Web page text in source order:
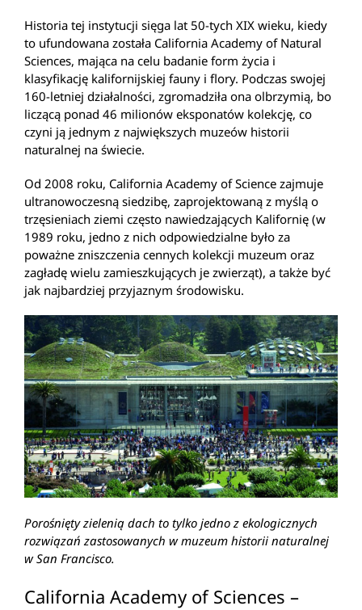
Historia tej instytucji sięga lat 50-tych XIX wieku, kiedy
to ufundowana została California Academy of Natural
Sciences, mająca na celu badanie form życia i
klasyfikację kalifornijskiej fauny i flory. Podczas swojej
160-letniej działalności, zgromadziła ona olbrzymią, bo
liczącą ponad 46 milionów eksponatów kolekcję, co
czyni ją jednym z największych muzeów historii
naturalnej na świecie.
Od 2008 roku, California Academy of Science zajmuje
ultranowoczesną siedzibę, zaprojektowaną z myślą o
trzęsieniach ziemi często nawiedzających Kalifornię (w
1989 roku, jedno z nich odpowiedzialne było za
poważne zniszczenia cennych kolekcji muzeum oraz
zagładę wielu zamieszkujących je zwierząt), a także być
jak najbardziej przyjaznym środowisku.
Porośnięty zielenią dach to tylko jedno z ekologicznych
rozwiązań zastosowanych w muzeum historii naturalnej
w San Francisco.
California Academy of Sciences –